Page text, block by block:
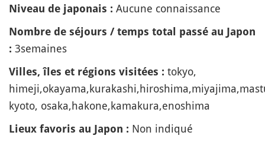
Niveau de japonais : Aucune connaissance
Nombre de séjours / temps total passé au Japon
: 3semaines
Villes, îles et régions visitées : tokyo,
kyoto, osaka,hakone,kamakura,enoshima
Lieux favoris au Japon : Non indiqué